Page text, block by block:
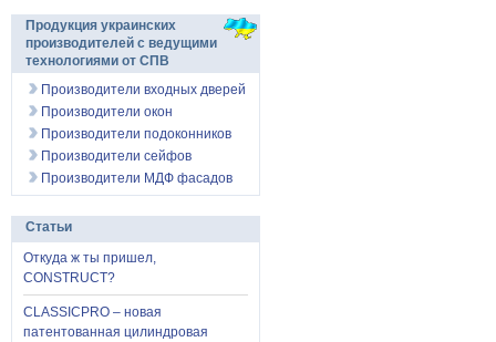
Продукция украинских
производителей с ведущими
технологиями от СПВ
Производители входных дверей
Производители окон
Производители подоконников
Производители сейфов
Производители МДФ фасадов
Статьи
Откуда ж ты пришел,
CONSTRUCT?
CLASSICPRO – новая
патентованная цилиндровая